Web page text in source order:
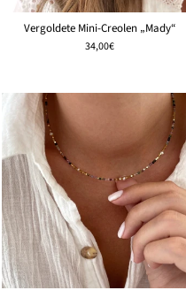
Vergoldete Mini-Creolen „Mady“
34,00€